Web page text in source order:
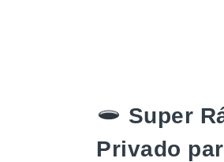
Super
Privado